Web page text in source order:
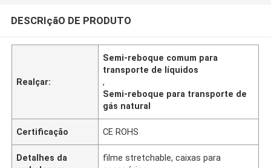
DESCRIçãO DE PRODUTO
Realçar:
Semi-reboque comum para
transporte de líquidos
,
Semi-reboque para transporte de
gás natural
Certificação CE ROHS
Detalhes da
filme stretchable, caixas para